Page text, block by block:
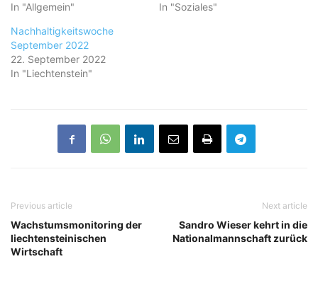
In "Allgemein"
In "Soziales"
Nachhaltigkeitswoche
September 2022
22. September 2022
In "Liechtenstein"
Previous article
Wachstumsmonitoring der
liechtensteinischen
Wirtschaft
Next article
Sandro Wieser kehrt in die
Nationalmannschaft zurück